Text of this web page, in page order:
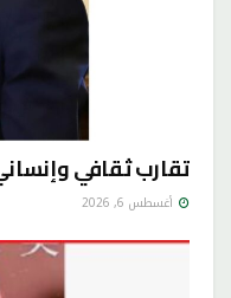
تقارب ثقافي
أغسطس 6, 2026